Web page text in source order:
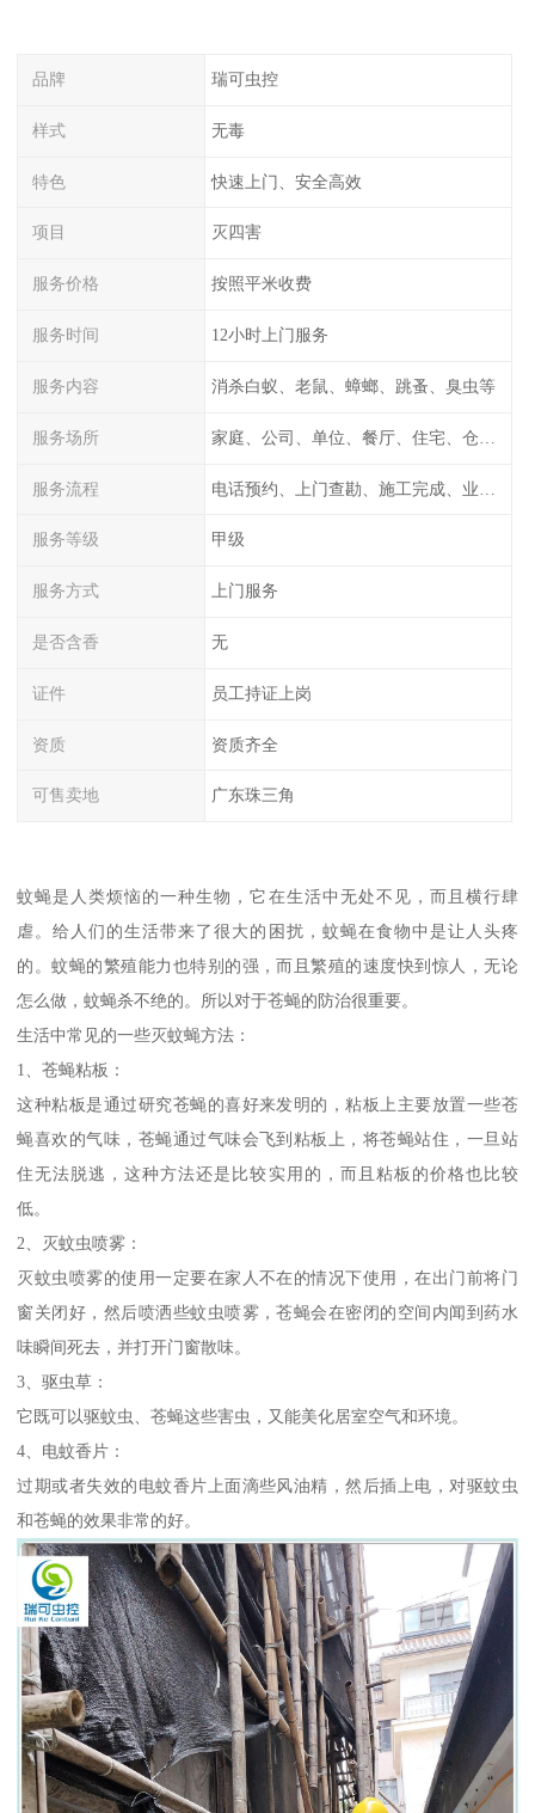
品牌 瑞可虫控
样式 无毒
特色 快速上门、安全高效
项目 灭四害
服务价格 按照平米收费
服务时间 12小时上门服务
服务内容 消杀白蚁、老鼠、蟑螂、跳蚤、臭虫等
服务场所
服务流程
服务等级 甲级
服务方式 上门服务
是否含香 无
证件 员工持证上岗
资质 资质齐全
可售卖地 广东珠三角
蚊蝇是人类烦恼的一种生物，它在生活中无处不见，而且横行肆
虐。给人们的生活带来了很大的困扰，蚊蝇在食物中是让人头疼
的。蚊蝇的繁殖能力也特别的强，而且繁殖的速度快到惊人，无论
怎么做，蚊蝇杀不绝的。所以对于苍蝇的防治很重要。
生活中常见的一些灭蚊蝇方法：
1、苍蝇粘板：
这种粘板是通过研究苍蝇的喜好来发明的，粘板上主要放置一些苍
蝇喜欢的气味，苍蝇通过气味会飞到粘板上，将苍蝇站住，一旦站
住无法脱逃，这种方法还是比较实用的，而且粘板的价格也比较
低。
2、灭蚊虫喷雾：
灭蚊虫喷雾的使用一定要在家人不在的情况下使用，在出门前将门
窗关闭好，然后喷洒些蚊虫喷雾，苍蝇会在密闭的空间内闻到药水
味瞬间死去，并打开门窗散味。
3、驱虫草：
它既可以驱蚊虫、苍蝇这些害虫，又能美化居室空气和环境。
4、电蚊香片：
过期或者失效的电蚊香片上面滴些风油精，然后插上电，对驱蚊虫
和苍蝇的效果非常的好。